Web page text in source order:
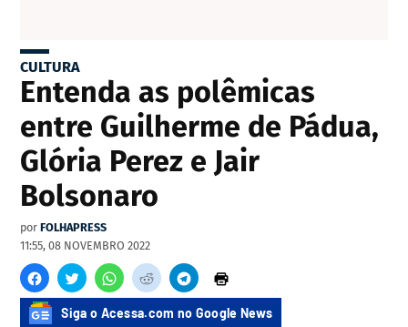
CULTURA
Entenda as polêmicas
entre Guilherme de Pádua,
Glória Perez e Jair
Bolsonaro
por FOLHAPRESS
11:55, 08 NOVEMBRO 2022
Siga o Acessa.com no Google News